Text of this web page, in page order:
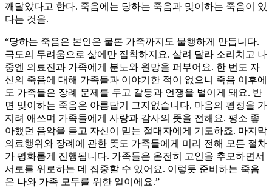
깨달았다고 한다. 죽음에는 당하는 죽음과 맞이하는 죽음이 있
다는 것을.
“당하는 죽음은 본인은 물론 가족까지도 불행하게 만듭니다.
극도의 두려움으로 삶에만 집착하지요. 살려 달라 소리치고 나
중엔 의료진과 가족에게 분노와 원망을 퍼부어요. 한 번도 자
신의 죽음에 대해 가족들과 이야기한 적이 없으니 죽음 이후에
도 가족들은 장례 문제를 두고 갈등과 언쟁을 벌이게 돼요. 반
면 맞이하는 죽음은 아름답기 그지없습니다. 마음의 평정을 가
지려 애쓰며 가족들에게 사랑과 감사의 뜻을 전해요. 평소 좋
아했던 음악을 듣고 자신이 믿는 절대자에게 기도하죠. 마지막
의료행위와 장례에 관한 뜻도 가족들에게 미리 전해 모든 절차
가 평화롭게 진행됩니다. 가족들은 온전히 고인을 추모하면서
서로를 위로하는 데 집중할 수 있어요. 이렇듯 준비하는 죽음
은 나와 가족 모두를 위한 일이에요.”